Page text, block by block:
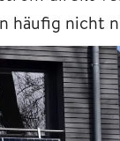
häufig nicht